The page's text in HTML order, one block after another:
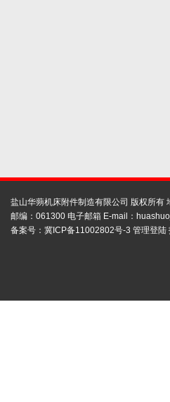
盐山华蒴机床附件制造有限公司 版权所有
邮编：061300 电子邮箱 E-mail：
备案号： 冀ICP备11002802号-3 管理登陆